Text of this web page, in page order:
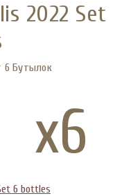
2022 Set
6 Бутылок
x6